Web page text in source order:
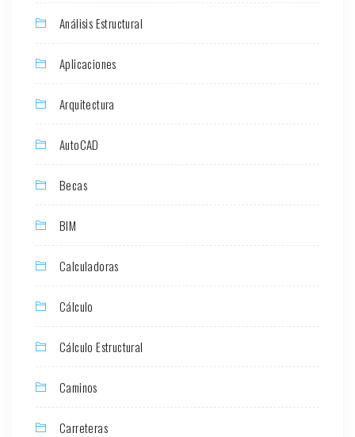
Análisis Estructural
Aplicaciones
Arquitectura
AutoCAD
Becas
BIM
Calculadoras
Cálculo
Cálculo Estructural
Caminos
Carreteras